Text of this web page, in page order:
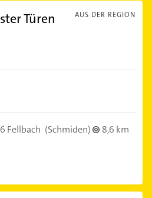
AUS DER REGION
Türen
Fellbach (Schmiden)
8,6 km